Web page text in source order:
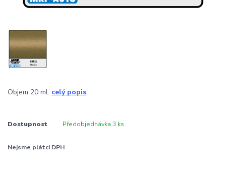
Objem 20 ml. celý popis
Dostupnost Předobjednávka 3 ks
Nejsme plátci DPH